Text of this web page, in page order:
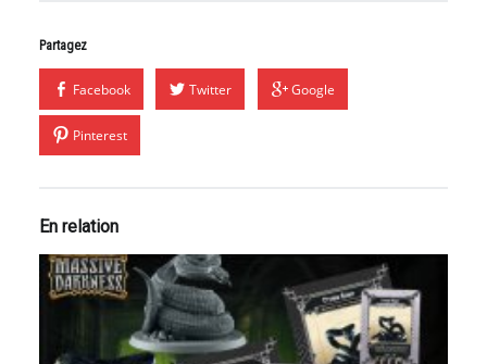
Partagez
Facebook Twitter Google
Pinterest
En relation